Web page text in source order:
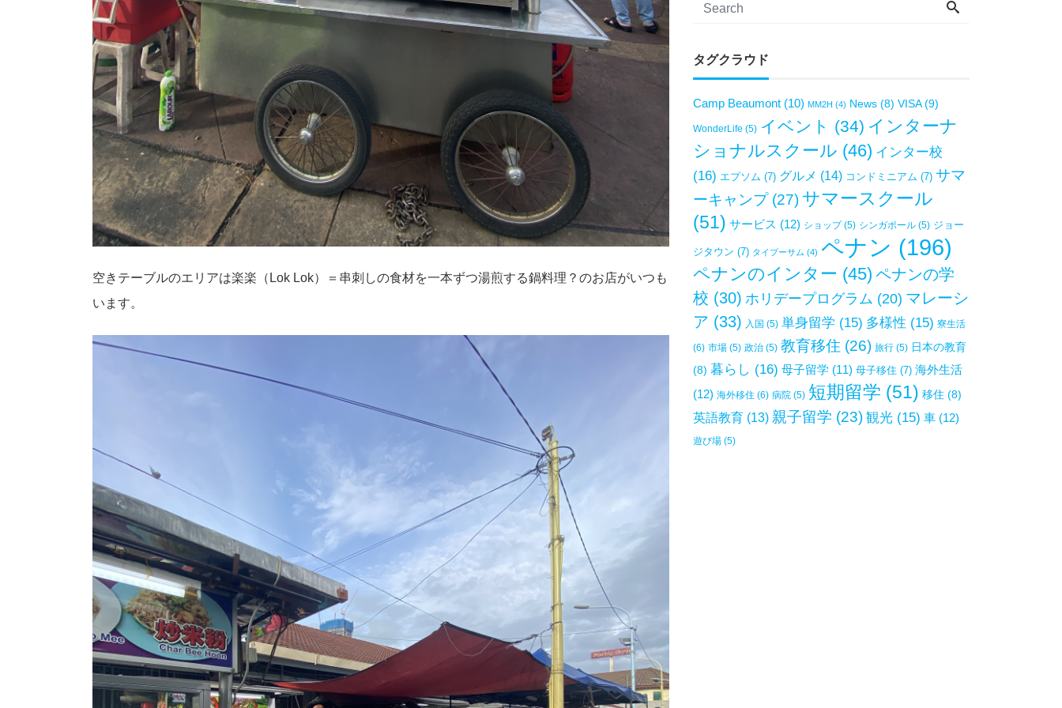
空きテーブルのエリアは楽楽（Lok Lok）＝串刺しの食材を一本ずつ湯煎する鍋料理？のお店がいつも
います。
タグクラウド
Camp Beaumont (10) MM2H (4) News (8) VISA(9)
WonderLife (5) イベント (34) インターナ
ショナルスクール (46) インター校
(16) エプソム (7) グルメ (14) コンドミニアム (7) サマ
ーキャンプ(27) サマースクール
(51) サービス (12) ショップ(5) シンガポール (5) ジョー
ジタウン (7) タイプーサム (4) ペナン (196)
ペナンのインター (45) ペナンの学
校 (30) ホリデープログラム (20) マレーシ
ア (33) 入国 (5) 単身留学 (15) 多様性 (15) 寮生活
(6) 市場 (5) 政治 (5) 教育移住 (26) 旅行 (5) 日本の教育
(8) 暮らし (16) 母子留学 (11) 母子移住 (7) 海外生活
(12) 海外移住 (6) 病院 (5) 短期留学 (51) 移住 (8)
英語教育 (13) 親子留学 (23) 観光 (15) 車 (12)
遊び場 (5)